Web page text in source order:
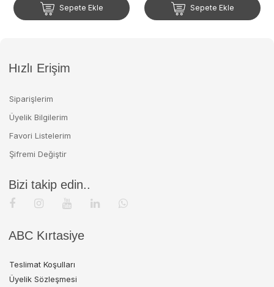
Sepete Ekle Sepete Ekle
Hızlı Erişim
Siparişlerim
Üyelik Bilgilerim
Favori Listelerim
Şifremi Değiştir
Bizi takip edin..
ABC Kırtasiye
Teslimat Koşulları
Üyelik Sözleşmesi